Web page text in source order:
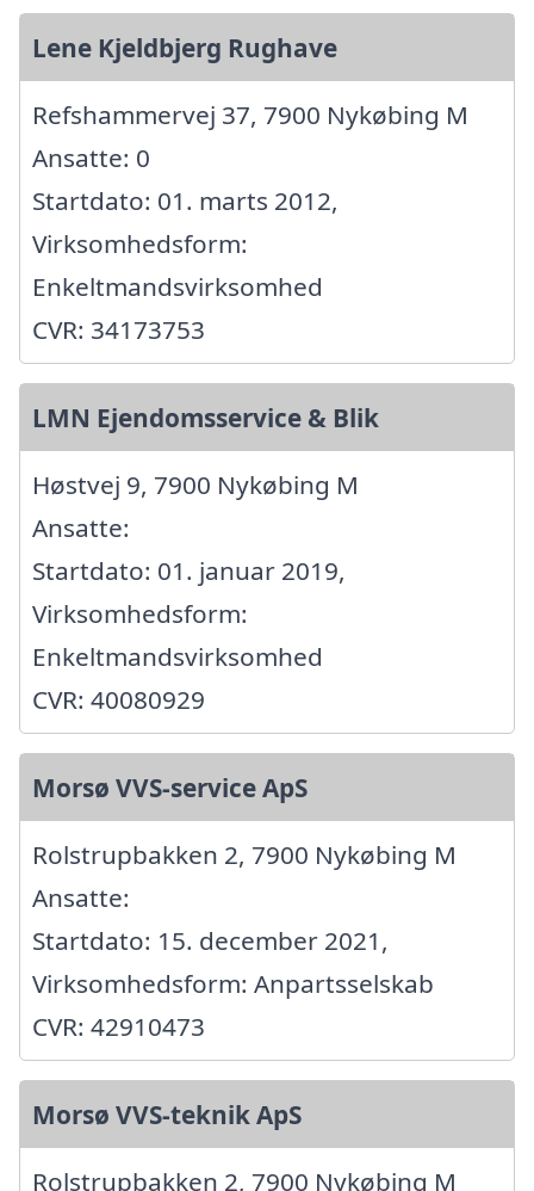
Lene Kjeldbjerg Rughave
Refshammervej 37, 7900 Nykøbing M
Ansatte: 0
Startdato: 01. marts 2012,
Virksomhedsform:
Enkeltmandsvirksomhed
CVR: 34173753
LMN Ejendomsservice & Blik
Høstvej 9, 7900 Nykøbing M
Ansatte:
Startdato: 01. januar 2019,
Virksomhedsform:
Enkeltmandsvirksomhed
CVR: 40080929
Morsø VVS-service ApS
Rolstrupbakken 2, 7900 Nykøbing M
Ansatte:
Startdato: 15. december 2021,
Virksomhedsform: Anpartsselskab
CVR: 42910473
Morsø VVS-teknik ApS
Rolstrupbakken 2, 7900 Nykøbing M